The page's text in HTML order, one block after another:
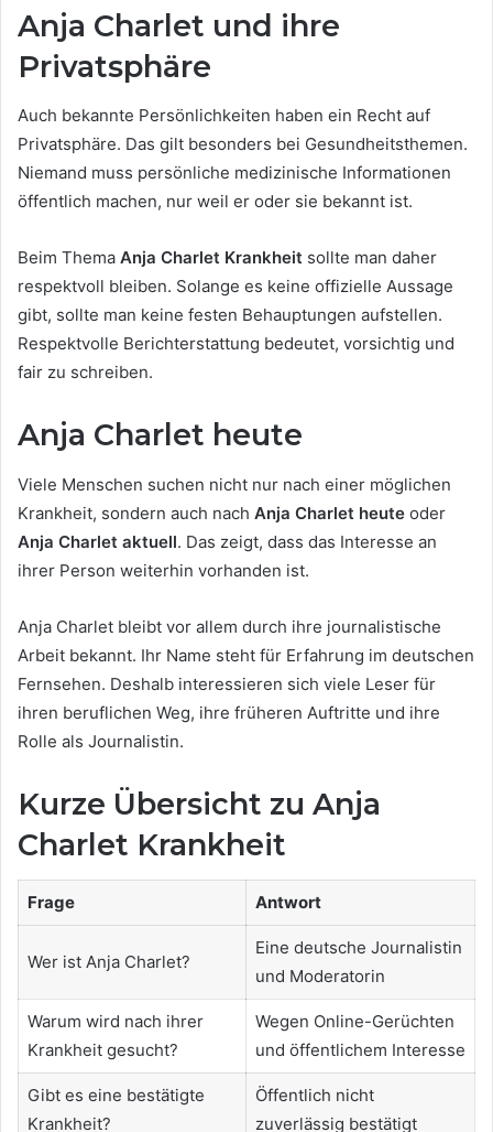
Anja Charlet und ihre
Privatsphäre
Auch bekannte Persönlichkeiten haben ein Recht auf
Privatsphäre. Das gilt besonders bei Gesundheitsthemen.
Niemand muss persönliche medizinische Informationen
öffentlich machen, nur weil er oder sie bekannt ist.
Beim Thema Anja Charlet Krankheit sollte man daher
respektvoll bleiben. Solange es keine offizielle Aussage
gibt, sollte man keine festen Behauptungen aufstellen.
Respektvolle Berichterstattung bedeutet, vorsichtig und
fair zu schreiben.
Anja Charlet heute
Viele Menschen suchen nicht nur nach einer möglichen
Krankheit, sondern auch nach Anja Charlet heute oder
Anja Charlet aktuell. Das zeigt, dass das Interesse an
ihrer Person weiterhin vorhanden ist.
Anja Charlet bleibt vor allem durch ihre journalistische
Arbeit bekannt. Ihr Name steht für Erfahrung im deutschen
Fernsehen. Deshalb interessieren sich viele Leser für
ihren beruflichen Weg, ihre früheren Auftritte und ihre
Rolle als Journalistin.
Kurze Übersicht zu Anja
Charlet Krankheit
Frage Antwort
Wer ist Anja Charlet?
Eine deutsche Journalistin
und Moderatorin
Warum wird nach ihrer
Krankheit gesucht?
Wegen Online-Gerüchten
und öffentlichem Interesse
Gibt es eine bestätigte
Krankheit?
Öffentlich nicht
zuverlässig bestätigt